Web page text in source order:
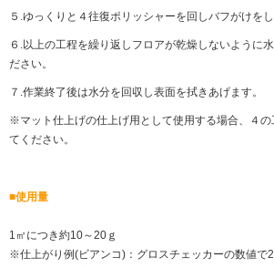
５.ゆっくりと４往復ポリッシャーを回しバフがけをし
６.以上の工程を繰り返しフロアが乾燥しないように
ださい。
７.作業終了後は水分を回収し表面を拭きあげます。
※マット仕上げの仕上げ用として使用する場合、４の
てください。
■使用量
1㎡につき約10～20ｇ
※仕上がり例(ビアンコ)：グロスチェッカーの数値で